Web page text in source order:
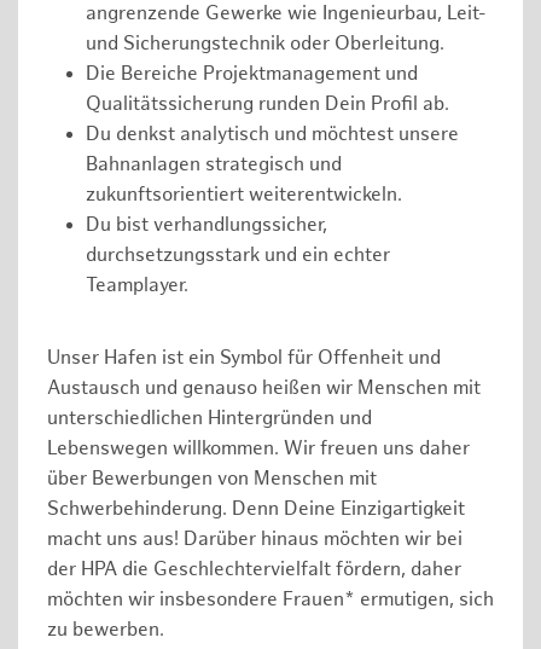
angrenzende Gewerke wie Ingenieurbau, Leit-
und Sicherungstechnik oder Oberleitung.
Die Bereiche Projektmanagement und
Qualitätssicherung runden Dein Profil ab.
Du denkst analytisch und möchtest unsere
Bahnanlagen strategisch und
zukunftsorientiert weiterentwickeln.
Du bist verhandlungssicher,
durchsetzungsstark und ein echter
Teamplayer.
Unser Hafen ist ein Symbol für Offenheit und
Austausch und genauso heißen wir Menschen mit
unterschiedlichen Hintergründen und
Lebenswegen willkommen. Wir freuen uns daher
über Bewerbungen von Menschen mit
Schwerbehinderung. Denn Deine Einzigartigkeit
macht uns aus! Darüber hinaus möchten wir bei
der HPA die Geschlechtervielfalt fördern, daher
möchten wir insbesondere Frauen* ermutigen, sich
zu bewerben.